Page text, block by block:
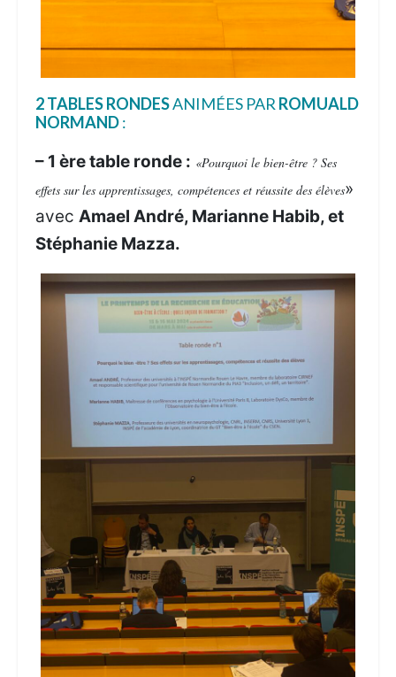
2 TABLES RONDESANIMÉES PAR ROMUALD
NORMAND:
– 1 ère table ronde : «Pourquoi le bien-être ? Ses
effets sur les apprentissages, compétences et réussite des élèves»
avecAmael André, Marianne Habib, et
Stéphanie Mazza.